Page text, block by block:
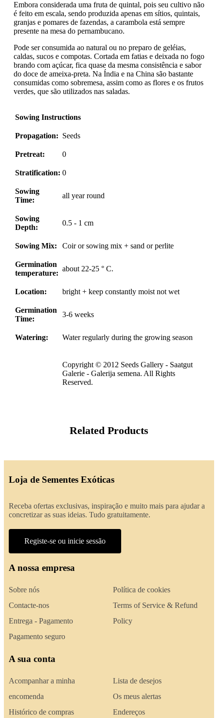
Embora considerada uma fruta de quintal, pois seu cultivo não
é feito em escala, sendo produzida apenas em sítios, quintais,
granjas e pomares de fazendas, a carambola está sempre
presente na mesa do pernambucano.
Pode ser consumida ao natural ou no preparo de geléias,
caldas, sucos e compotas. Cortada em fatias e deixada no fogo
brando com açúcar, fica quase da mesma consistência e sabor
do doce de ameixa-preta. Na Índia e na China são bastante
consumidas como sobremesa, assim como as flores e os frutos
verdes, que são utilizados nas saladas.
Sowing Instructions
Propagation: Seeds
Pretreat: 0
Stratification: 0
Sowing
Time:
all year round
Sowing
Depth:
0.5 - 1 cm
Sowing Mix: Coir or sowing mix + sand or perlite
Germination
temperature:
about 22-25 ° C.
Location: bright + keep constantly moist not wet
Germination
Time:
3-6 weeks
Watering: Water regularly during the growing season
Copyright © 2012 Seeds Gallery - Saatgut
Galerie - Galerija semena. All Rights
Reserved.
Related Products
Loja de Sementes Exóticas
Receba ofertas exclusivas, inspiração e muito mais para ajudar a
concretizar as suas ideias. Tudo gratuitamente.
Registe-se ou inicie sessão
A nossa empresa
Sobre nós
Contacte-nos
Entrega - Pagamento
Pagamento seguro
Política de cookies
Terms of Service & Refund
Policy
A sua conta
Acompanhar a minha
encomenda
Histórico de compras
Lista de desejos
Os meus alertas
Endereços